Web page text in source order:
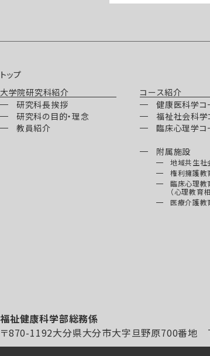
トップ
大学院研究科紹介
研究科長挨拶
研究科の目的・理念
教員紹介
コース紹介
健康医科学コ
福祉社会科学
臨床心理学コ
附属施設
地域共生社
権利擁護教
臨床心理教
（心理教育
医療介護教
福祉健康科学部総務係
〒870-1192大分県大分市大字旦野原700番